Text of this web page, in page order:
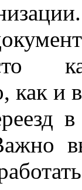
как и